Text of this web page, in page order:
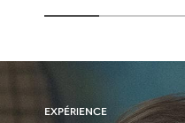
EXPÉRIENCE